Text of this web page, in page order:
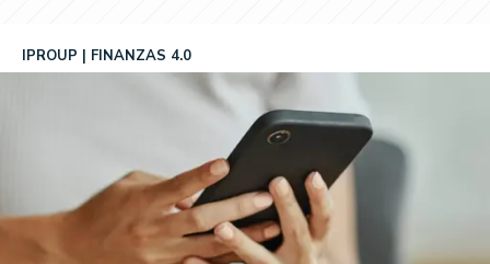
IPROUP FINANZAS 4.0